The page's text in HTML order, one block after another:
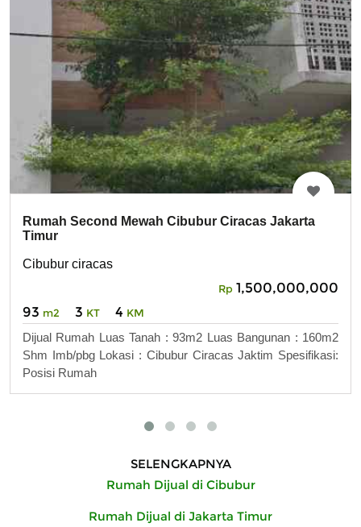
Rumah Second Mewah Cibubur Ciracas Jakarta
Timur
Cibubur ciracas
Rp 1,500,000,000
93 m2 3 KT 4 KM
Dijual Rumah Luas Tanah : 93m2 Luas Bangunan : 160m2
Shm Imb/pbg Lokasi : Cibubur Ciracas Jaktim Spesifikasi:
Posisi Rumah
SELENGKAPNYA
Rumah Dijual di Cibubur
Rumah Dijual di Jakarta Timur